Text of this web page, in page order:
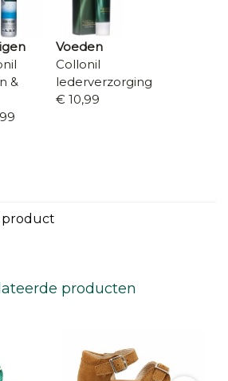
&
Voeden
Collonil
lederverzorging
€ 10,99
product
producten